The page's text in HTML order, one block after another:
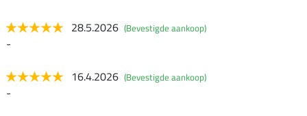
28.5.2026 (Bevestigde aankoop)
-
16.4.2026 (Bevestigde aankoop)
-